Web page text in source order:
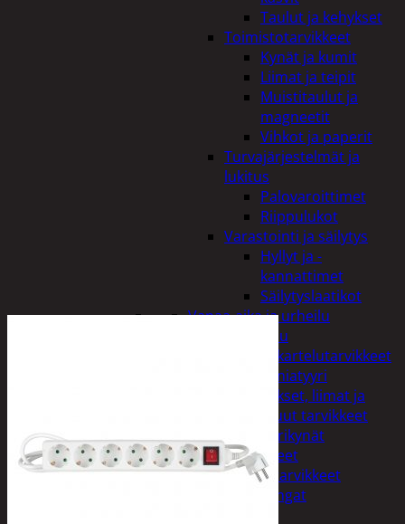
Taulut ja kehykset
Toimistotarvikkeet
Kynät ja kumit
Liimat ja teipit
Muistitaulut ja
magneetit
Vihkot ja paperit
Turvajärjestelmät ja
lukitus
Palovaroittimet
Riippulukot
Varastointi ja säilytys
Hyllyt ja -
kannattimet
Säilytyslaatikot
Vapaa-aika ja urheilu
Askartelu
Askartelutarvikkeet
Miniatyyri
Sakset, liimat ja
muut tarvikkeet
Värikynät
Harrasteet
Käsityötarvikkeet
Langat